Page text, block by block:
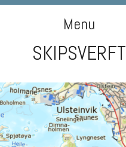
PHOTOGRAPHY
Menu
SKIPSVERFT